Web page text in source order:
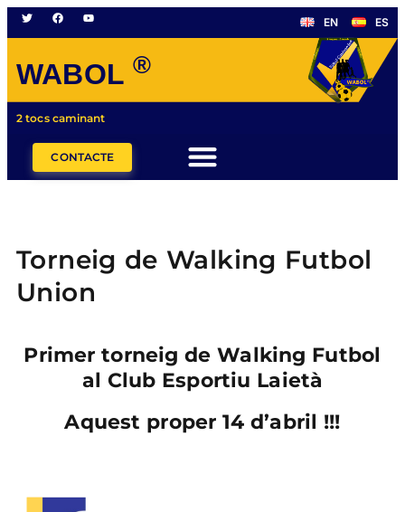
EN ES
WABOL ®
2 tocs caminant
CONTACTE
Torneig de Walking Futbol
Union
Primer torneig de Walking Futbol
al Club Esportiu Laietà
Aquest proper 14 d’abril !!!